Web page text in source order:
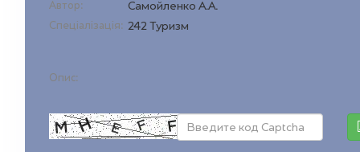
Автор: Самойленко А.А.
Спеціалізація: 242 Туризм
Опис: